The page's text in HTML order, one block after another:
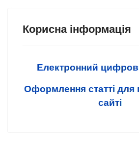
Корисна інформація
Електронний
Оформлення статті для
сайті